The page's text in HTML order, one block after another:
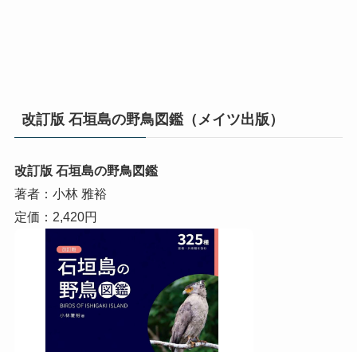
改訂版 石垣島の野鳥図鑑（メイツ出版）
改訂版 石垣島の野鳥図鑑
著者：小林 雅裕
定価：2,420円